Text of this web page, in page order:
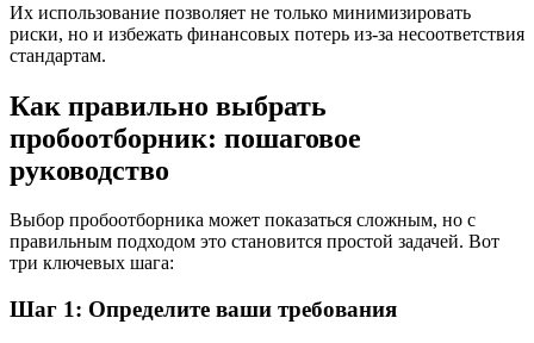
Их использование позволяет не только минимизировать
риски, но и избежать финансовых потерь из-за несоответствия
стандартам.
Как правильно выбрать
пробоотборник: пошаговое
руководство
Выбор пробоотборника может показаться сложным, но с
правильным подходом это становится простой задачей. Вот
три ключевых шага:
Шаг 1: Определите ваши требования